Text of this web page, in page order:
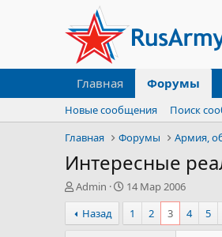
Главная Форумы
Новые сообщения
Поиск
Главная
Форумы Армия,
Интересные
А
в
т
о
Admin
Д
а
а
14 Мар 2006
Назад
1 2 3 4 5